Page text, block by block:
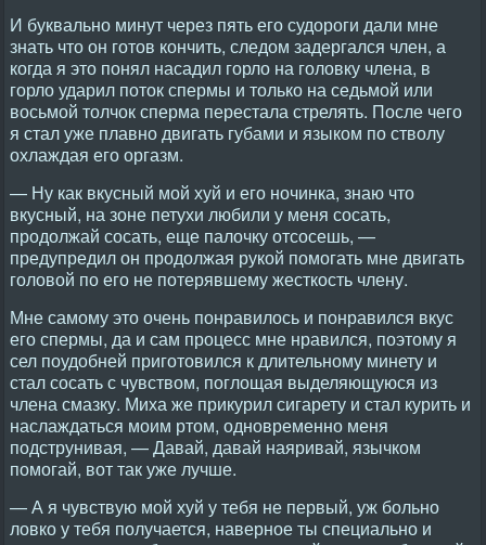
И буквально минут через пять его судороги дали мне
знать что он готов кончить, следом задергался член, а
когда я это понял насадил горло на головку члена, в
горло ударил поток спермы и только на седьмой или
восьмой толчок сперма перестала стрелять. После чего
я стал уже плавно двигать губами и языком по стволу
охлаждая его оргазм.
— Ну как вкусный мой хуй и его ночинка, знаю что
вкусный, на зоне петухи любили у меня сосать,
продолжай сосать, еще палочку отсосешь, —
предупредил он продолжая рукой помогать мне двигать
головой по его не потерявшему жесткость члену.
Мне самому это очень понравилось и понравился вкус
его спермы, да и сам процесс мне нравился, поэтому я
сел поудобней приготовился к длительному минету и
стал сосать с чувством, поглощая выделяющуюся из
члена смазку. Миха же прикурил сигарету и стал курить и
наслаждаться моим ртом, одновременно меня
подструнивая, — Давай, давай наяривай, язычком
помогай, вот так уже лучше.
— А я чувствую мой хуй у тебя не первый, уж больно
ловко у тебя получается, наверное ты специально и